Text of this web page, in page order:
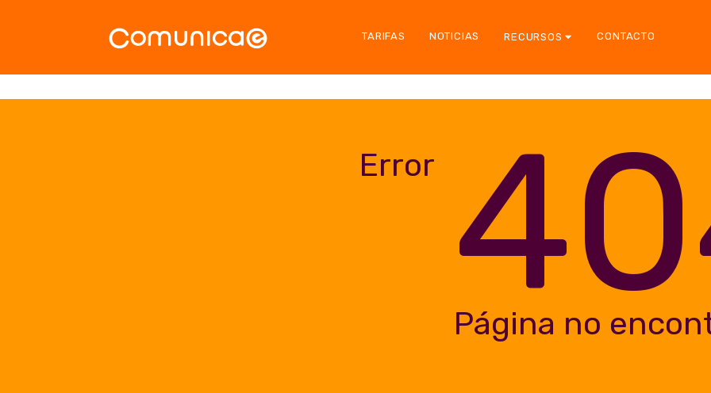
TARIFAS NOTICIAS RECURSOS CONTACTO
Error
Página no